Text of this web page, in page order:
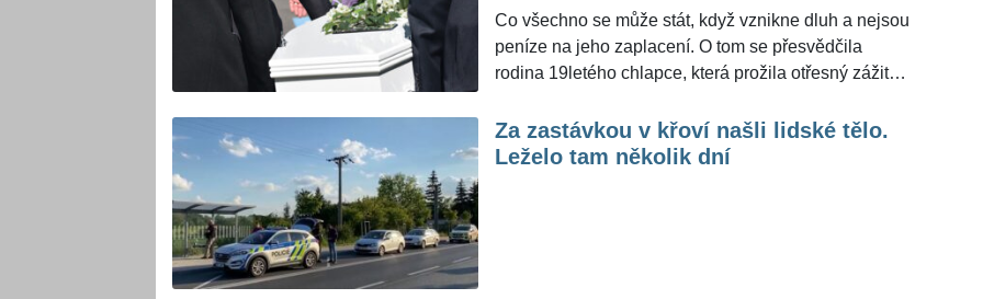
hroby s lidskými ostatky.
Co všechno se může stát, když vznikne dluh a nejsou
peníze na jeho zaplacení. O tom se přesvědčila
rodina 19letého chlapce, která prožila otřesný zážitek,
Za zastávkou v křoví našli lidské tělo.
Leželo tam několik dní